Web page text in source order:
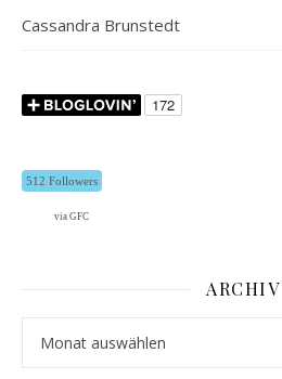
Cassandra Brunstedt
512 Followers
via GFC
ARCHIV